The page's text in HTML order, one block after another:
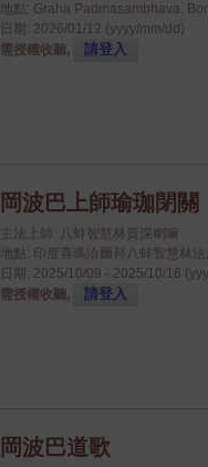
地點: Graha Padmasambhava,
日期: 2026/01/12 (yyyy/mm/dd)
需授權收聽,
請登入
岡波巴上師瑜珈閉關
主法上師: 八蚌智慧林資深喇嘛
地點: 印度喜瑪洽爾邦八蚌智慧林
日期: 2025/10/09 - 2025/10/16
需授權收聽,
請登入
岡波巴道歌